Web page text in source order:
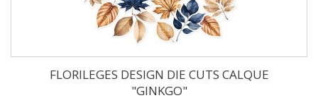
FLORILEGES DESIGN DIE CUTS CALQUE
"GINKGO"